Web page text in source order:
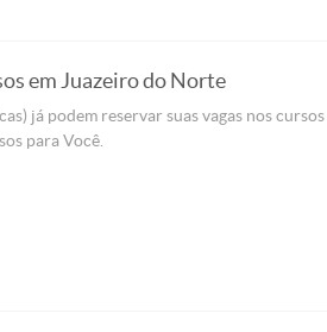
em Juazeiro do Norte
já podem reservar suas vagas nos
para Você.